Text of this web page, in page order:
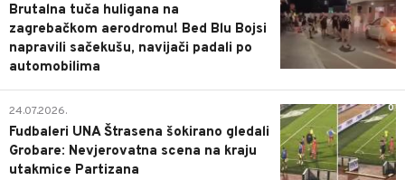
Brutalna tuča huligana na
zagrebačkom aerodromu! Bed Blu Bojsi
napravili sačekušu, navijači padali po
automobilima
0
24.07.2026.
Fudbaleri UNA Štrasena šokirano gledali
Grobare: Nevjerovatna scena na kraju
utakmice Partizana